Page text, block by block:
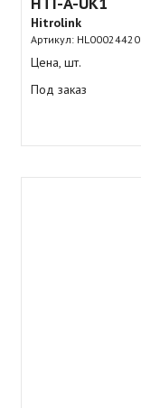
Hitrolink
Артикул: HL00024420
Цена, шт.
Под заказ